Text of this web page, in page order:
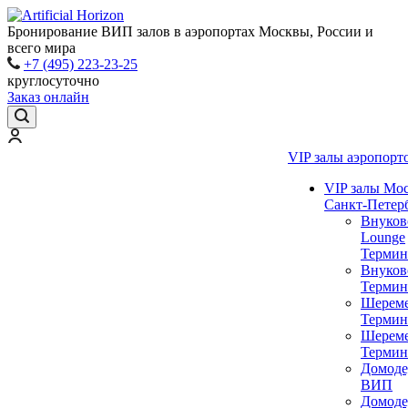
Бронирование ВИП залов в аэропортах Москвы, России и
всего мира
+7 (495) 223-23-25
круглосуточно
Заказ онлайн
VIP залы
VIP залы
Санкт-
Lounge
ВИП